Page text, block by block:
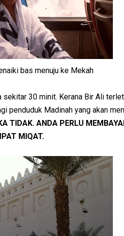
bas menuju ke Mekah
sekitar 30 minit. Kerana Bir Ali
penduduk Madinah yang akan
TIDAK. ANDA PERLU
MIQAT.